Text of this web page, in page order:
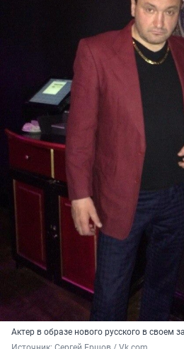
Актер в образе нового русского в своем